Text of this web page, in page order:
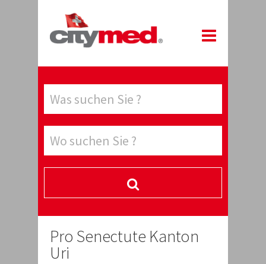
Pro Senectute Kanton
Uri